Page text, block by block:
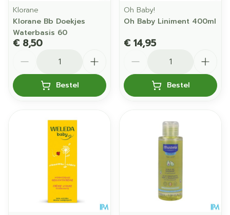
Klorane
Klorane Bb Doekjes
Waterbasis 60
€ 8,50
Bestel
Oh Baby!
Oh Baby Liniment 400ml
€ 14,95
Bestel